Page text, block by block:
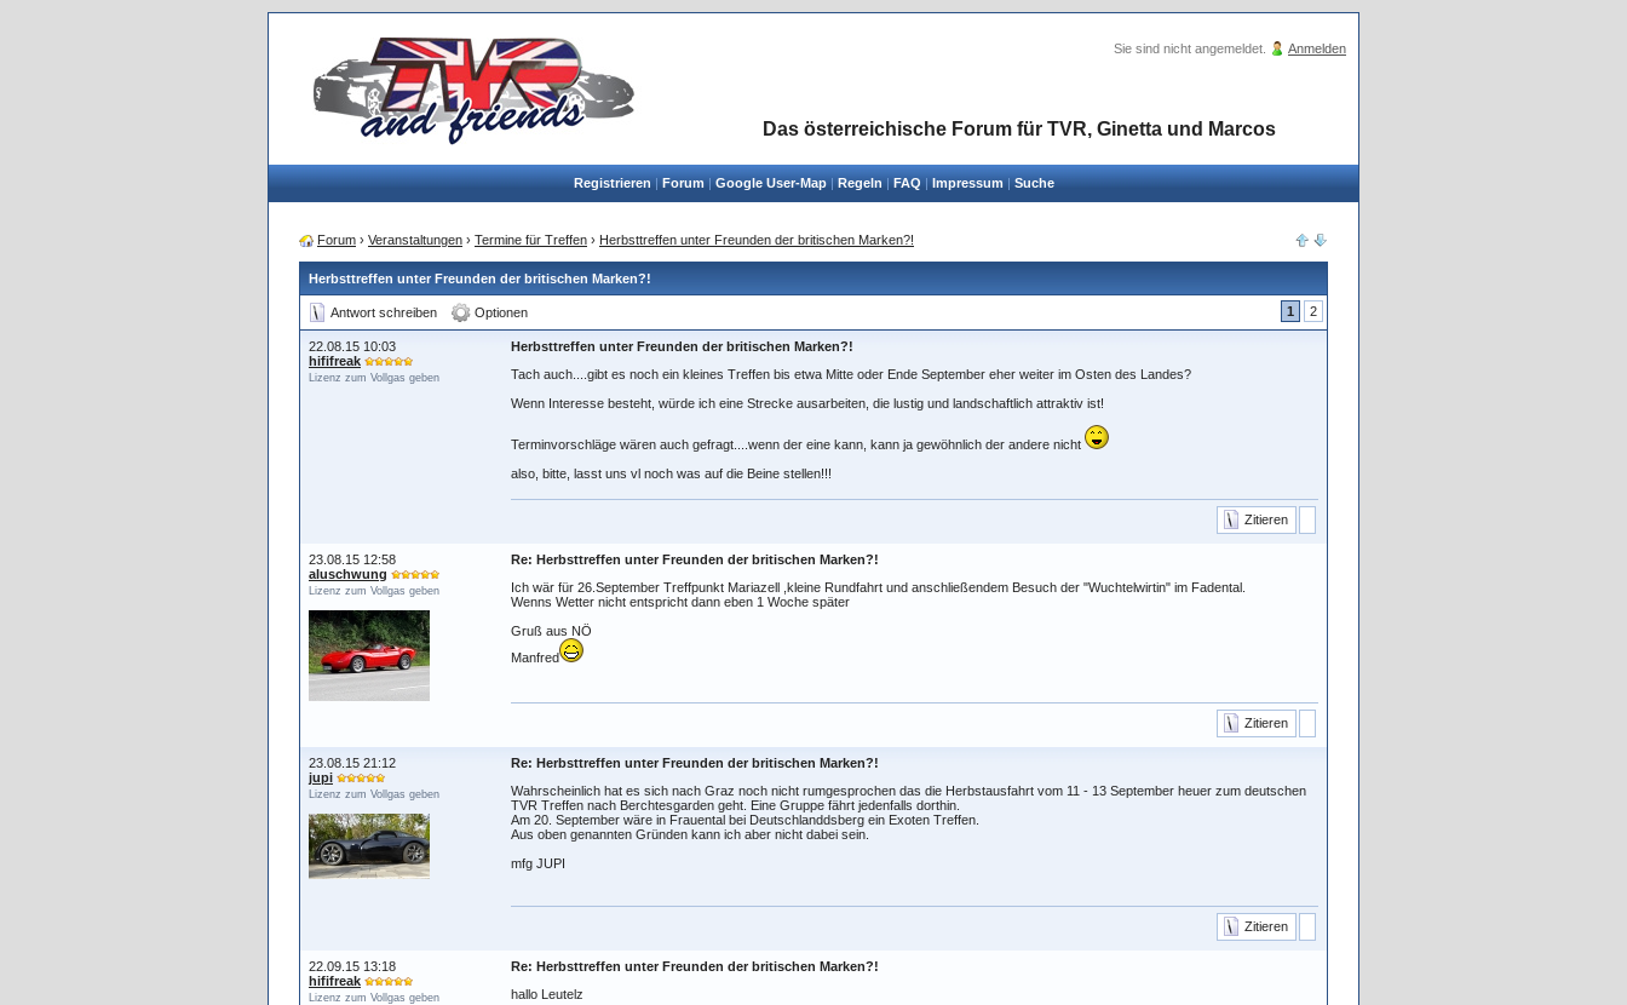
Sie sind nicht angemeldet. Anmelden
Das österreichische Forum für TVR, Ginetta und Marcos
Registrieren|Forum|Google User-Map|Regeln|FAQ|Impressum|Suche
Forum › Veranstaltungen › Termine für Treffen › Herbsttreffen unter Freunden der britischen Marken?!
Herbsttreffen unter Freunden der britischen Marken?!
Antwort schreiben Optionen 1 2
22.08.15 10:03
hififreak
Lizenz zum Vollgas geben
Herbsttreffen unter Freunden der britischen Marken?!
Tach auch....gibt es noch ein kleines Treffen bis etwa Mitte oder Ende September eher weiter im Osten des Landes?
Wenn Interesse besteht, würde ich eine Strecke ausarbeiten, die lustig und landschaftlich attraktiv ist!
Terminvorschläge wären auch gefragt....wenn der eine kann, kann ja gewöhnlich der andere nicht
also, bitte, lasst uns vl noch was auf die Beine stellen!!!
Zitieren
23.08.15 12:58
aluschwung
Lizenz zum Vollgas geben
Re: Herbsttreffen unter Freunden der britischen Marken?!
Ich wär für 26.September Treffpunkt Mariazell ,kleine Rundfahrt und anschließendem Besuch der "Wuchtelwirtin" im Fadental.
Wenns Wetter nicht entspricht dann eben 1 Woche später
Gruß aus NÖ
Manfred
Zitieren
23.08.15 21:12
jupi
Lizenz zum Vollgas geben
Re: Herbsttreffen unter Freunden der britischen Marken?!
Wahrscheinlich hat es sich nach Graz noch nicht rumgesprochen das die Herbstausfahrt vom 11 - 13 September heuer zum deutschen
TVR Treffen nach Berchtesgarden geht. Eine Gruppe fährt jedenfalls dorthin.
Am 20. September wäre in Frauental bei Deutschlanddsberg ein Exoten Treffen.
Aus oben genannten Gründen kann ich aber nicht dabei sein.
mfg JUPI
Zitieren
22.09.15 13:18
hififreak
Lizenz zum Vollgas geben
Re: Herbsttreffen unter Freunden der britischen Marken?!
hallo Leutelz